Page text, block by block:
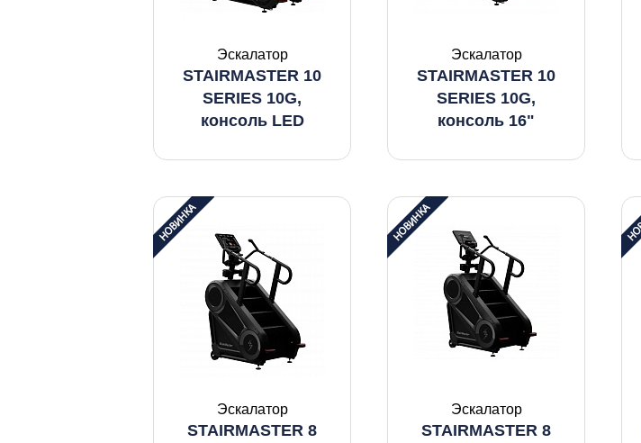
Эскалатор
STAIRMASTER 10
SERIES 10G,
консоль LED
Эскалатор
STAIRMASTER 10
SERIES 10G,
консоль 16"
Эскалатор
STAIRMASTER 8
Эскалатор
STAIRMASTER 8